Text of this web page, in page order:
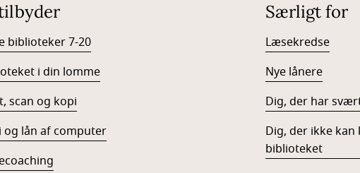
biblioteker 7-20
i din lomme
scan og kopi
og lån af computer
Særligt for
Læsekredse
Nye lånere
Dig, der har
Dig, der ikke kan
biblioteket